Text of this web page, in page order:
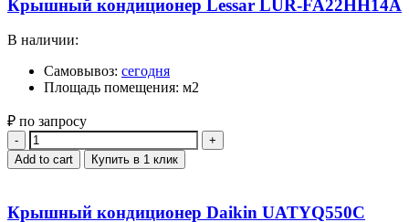
Крышный кондиционер Lessar LUR-FA22HH14A
В наличии:
Самовывоз: сегодня
Площадь помещения: м2
₽ по запросу
Quantity
Add to cart Купить в 1 клик
Крышный кондиционер Daikin UATYQ550C